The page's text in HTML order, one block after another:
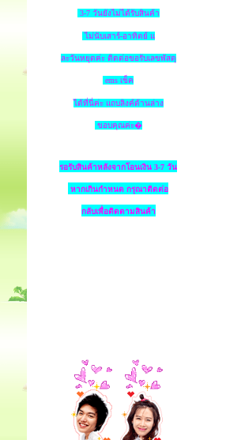
3-7 วันยังไม่ได้รับสินค้า
ไม่นับเสาร์-อาทิตย์ แ
ละวันหยุดค่ะ ติดต่อขอรับเลขพัสดุ
ems เช็ค
ได้ที่นี่ค่ะ แถบลิงค์ด้านล่าง
ขอบคุณค่ะ�
รอรับสินค้าหลังจากโอนเงิน 3-7 วัน
หากเกินกำหนด กรุณาติดต่อ
กลับเพื่อติดตามสินค้า